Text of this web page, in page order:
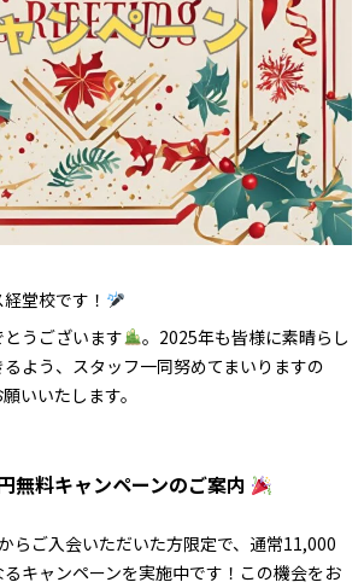
堂校です！
うございます
。2025年も皆様に素晴らし
よう、スタッフ一同努めてまいりますの
いいたします。
無料キャンペーンのご案内
らご入会いただいた方限定で、通常11,000
キャンペーンを実施中です！この機会をお